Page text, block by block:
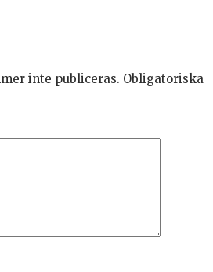
inte publiceras. Obligatoriska